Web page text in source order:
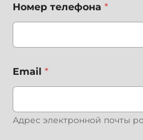
ф
а
и
и
я
и
т
е
Номер телефона *
Email *
Адрес электронной почты